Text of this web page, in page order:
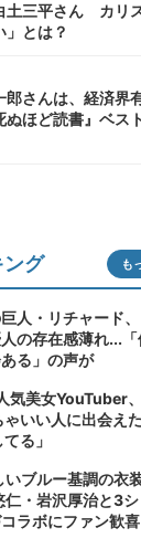
土三平さん カリ
」とは？
郎さんは、経済界
ほど読書』ベス
ング も
人・リチャード
の存在感薄れ...「
る」の声が
気美女YouTuber
いい人に出会え
る」
ブルー基調の衣
仁・岩沢厚治と3
ラボにファン歓喜